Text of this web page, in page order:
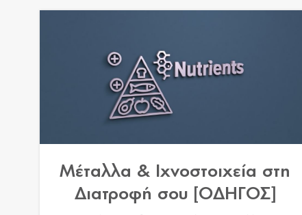
Μέταλλα & Ιχνοστοιχεία στη
Διατροφή σου [ΟΔΗΓΟΣ]